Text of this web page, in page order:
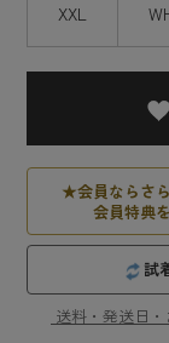
XXL
★会員ならさ
会員特典
試
送料・発送日